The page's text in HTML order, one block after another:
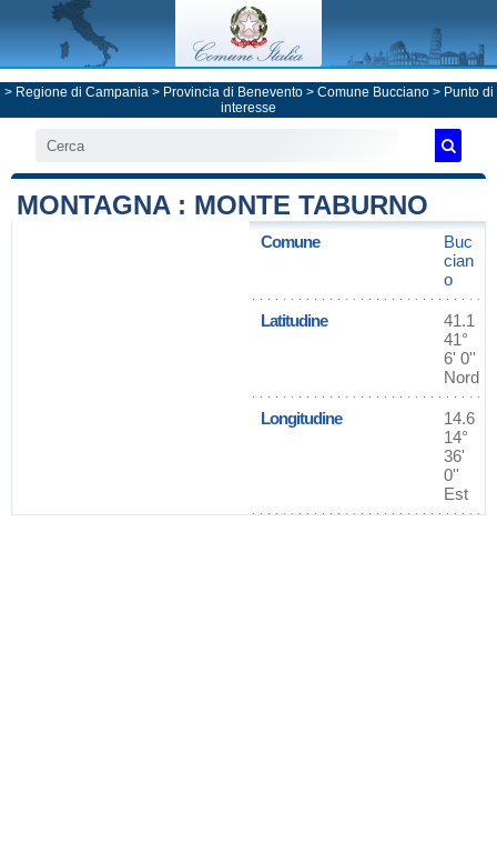
> Regione di Campania> Provincia di Benevento> Comune Bucciano> Punto di
interesse
MONTAGNA : MONTE TABURNO
Comune
Buc
cian
o
Latitudine
41.1
41°
6' 0''
Nord
Longitudine
14.6
14°
36'
0''
Est